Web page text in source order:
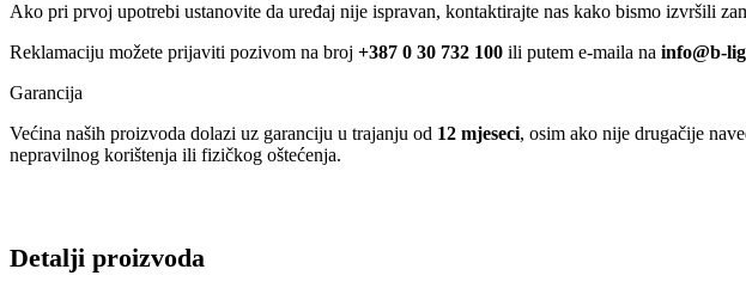
Ako pri prvoj upotrebi ustanovite da uređaj nije ispravan, kontaktirajte nas kako bismo izvršili
Reklamaciju možete prijaviti pozivom na broj +387 0 30 732 100 ili putem e-maila na info@b-
Garancija
Većina naših proizvoda dolazi uz garanciju u trajanju od 12 mjeseci, osim ako nije drugačije
nepravilnog korištenja ili fizičkog oštećenja.
Detalji proizvoda